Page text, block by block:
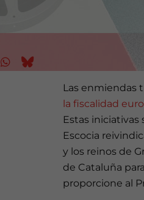
Las enmiendas
la fiscalidad
Estas
Escocia
y los reinos de
de Cataluña
proporcione al